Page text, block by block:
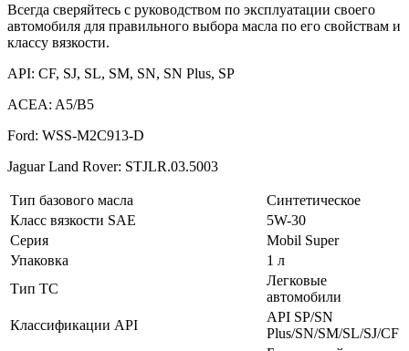
Всегда сверяйтесь с руководством по эксплуатации своего
автомобиля для правильного выбора масла по его свойствам и
классу вязкости.
API: CF, SJ, SL, SM, SN, SN Plus, SP
ACEA: A5/B5
Ford: WSS-M2C913-D
Jaguar Land Rover: STJLR.03.5003
Тип базового масла
Синтетическое
Класс вязкости SAE
5W-30
Серия
Mobil Super
Упаковка
1 л
Тип ТС
Легковые
автомобили
Классификации API
API SP/SN
Plus/SN/SM/SL/SJ/CF